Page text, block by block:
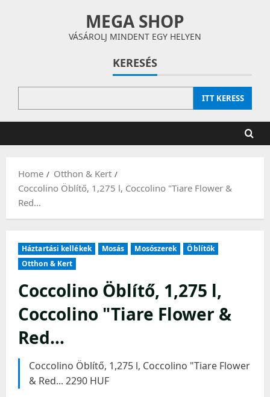
MEGA SHOP
VÁSÁROLJ MINDENT EGY HELYEN
KERESÉS
ITT KERESS
Home
Otthon & Kert
Coccolino Öblítő, 1,275 l, Coccolino "Tiare Flower &
Red…
Háztartási kellékek Mosás Mosószerek
Öblítők
Otthon & Kert
Coccolino Öblítő, 1,275 l,
Coccolino "Tiare Flower &
Red…
Coccolino Öblítő, 1,275 l, Coccolino "Tiare Flower
& Red... 2290 HUF